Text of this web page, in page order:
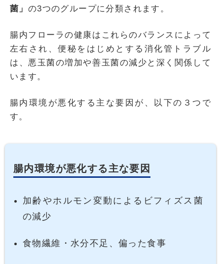
菌」 の3つのグループに分類されます。
腸内フローラの健康はこれらのバランスによって
左右され、便秘をはじめとする消化管トラブル
は、悪玉菌の増加や善玉菌の減少と深く関係して
います。
腸内環境が悪化する主な要因が、以下の３つで
す。
腸内環境が悪化する主な要因
加齢やホルモン変動によるビフィズス菌
の減少
食物繊維・水分不足、偏った食事